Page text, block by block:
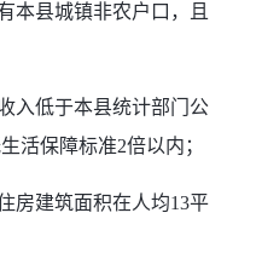
本县城镇非农户口，且
入低于本县统计部门公
活保障标准2倍以内；
房建筑面积在人均13平